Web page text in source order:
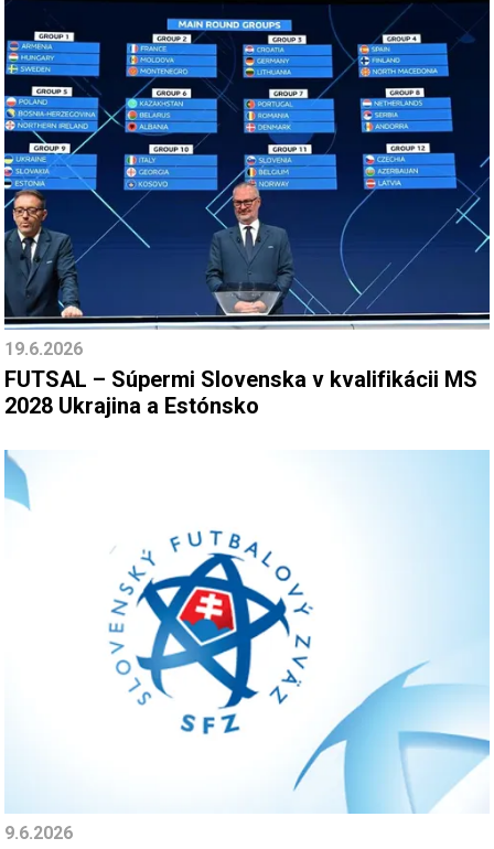
19.6.2026
FUTSAL – Súpermi Slovenska v kvalifikácii MS
2028 Ukrajina a Estónsko
9.6.2026